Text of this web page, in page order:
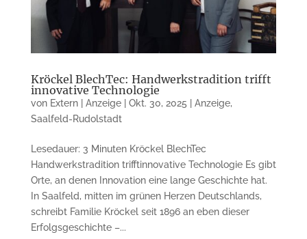
Kröckel BlechTec: Handwerkstradition trifft
innovative Technologie
von Extern | Anzeige| Okt. 30, 2025 Anzeige,
Saalfeld-Rudolstadt
Lesedauer: 3 Minuten Kröckel BlechTec
Handwerkstradition trifftinnovative Technologie Es gibt
Orte, an denen Innovation eine lange Geschichte hat.
In Saalfeld, mitten im grünen Herzen Deutschlands,
schreibt Familie Kröckel seit 1896 an eben dieser
Erfolgsgeschichte –...